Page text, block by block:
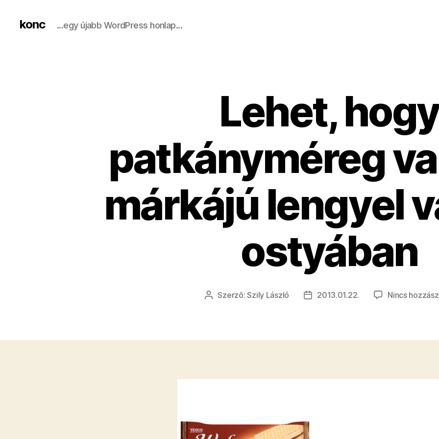
konc ...egy újabb WordPress honlap...
Lehet, hogy
patkányméreg
márkájú lengyel
ostyában
Bejegyzés
Szerző:Szily László
Bejegyzés
2013.01.22. Nincs